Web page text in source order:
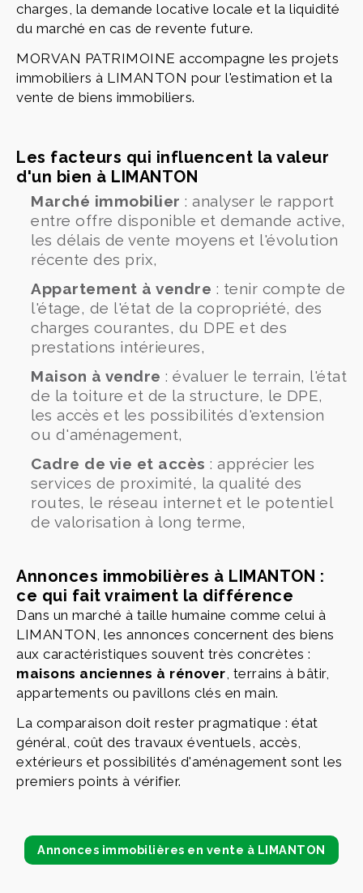
charges, la demande locative locale et la liquidité
du marché en cas de revente future.
MORVAN PATRIMOINE accompagne les projets
immobiliers à LIMANTON pour l'estimation et la
vente de biens immobiliers.
Les facteurs qui influencent la valeur
d'un bien à LIMANTON
Marché immobilier : analyser le rapport
entre offre disponible et demande active,
les délais de vente moyens et l'évolution
récente des prix,
Appartement à vendre : tenir compte de
l'étage, de l'état de la copropriété, des
charges courantes, du DPE et des
prestations intérieures,
Maison à vendre : évaluer le terrain, l'état
de la toiture et de la structure, le DPE,
les accès et les possibilités d'extension
ou d'aménagement,
Cadre de vie et accès : apprécier les
services de proximité, la qualité des
routes, le réseau internet et le potentiel
de valorisation à long terme,
Annonces immobilières à LIMANTON :
ce qui fait vraiment la différence
Dans un marché à taille humaine comme celui à
LIMANTON, les annonces concernent des biens
aux caractéristiques souvent très concrètes :
maisons anciennes à rénover, terrains à bâtir,
appartements ou pavillons clés en main.
La comparaison doit rester pragmatique : état
général, coût des travaux éventuels, accès,
extérieurs et possibilités d'aménagement sont les
premiers points à vérifier.
Annonces immobilières en vente à LIMANTON